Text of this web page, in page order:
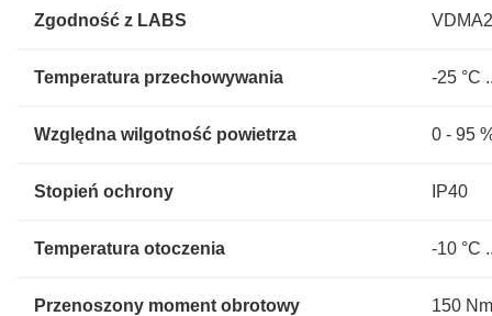
Zgodność z LABS
Temperatura przechowywania -25 °C
Względna wilgotność powietrza 0 - 95
Stopień ochrony IP40
Temperatura otoczenia -10 °C
Przenoszony moment obrotowy 150